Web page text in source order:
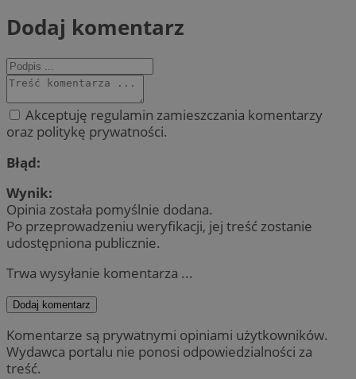
Dodaj komentarz
Akceptuję regulamin zamieszczania komentarzy
oraz politykę prywatności.
Błąd:
Wynik:
Opinia została pomyślnie dodana.
Po przeprowadzeniu weryfikacji, jej treść zostanie
udostępniona publicznie.
Trwa wysyłanie komentarza ...
Dodaj komentarz
Komentarze są prywatnymi opiniami użytkowników.
Wydawca portalu nie ponosi odpowiedzialności za
treść.